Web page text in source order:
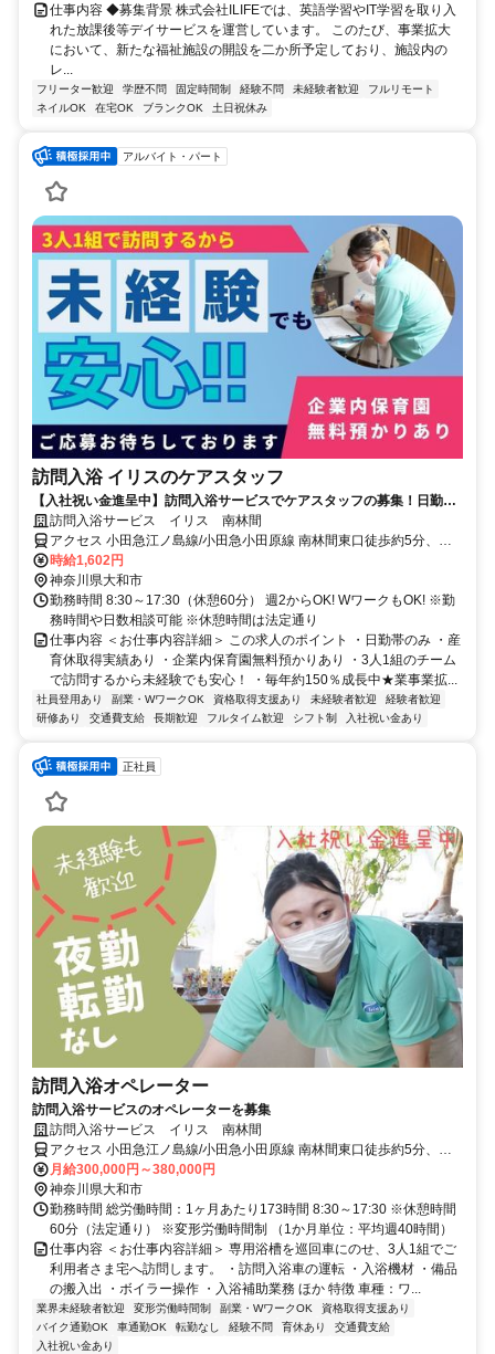
仕事内容 ◆募集背景 株式会社ILIFEでは、英語学習やIT学習を取り入
れた放課後等デイサービスを運営しています。 このたび、事業拡大
において、新たな福祉施設の開設を二か所予定しており、施設内の
レ...
フリーター歓迎 学歴不問 固定時間制 経験不問 未経験者歓迎
フルリモート
ネイルOK
在宅OK ブランクOK 土日祝休み
アルバイト・パート
訪問入浴 イリスのケアスタッフ
【入社祝い金進呈中】訪問入浴サービスでケアスタッフの募集！日勤帯
のみ・産育休取得実績あり◎
訪問入浴サービス イリス 南林間
アクセス 小田急江ノ島線/小田急小田原線 南林間東口徒歩約5分、小
田急江ノ島線/小田急小田原線 鶴間東口徒歩約13分、東急田園都市線
中央林間正面口徒歩約18分
時給1,602円
神奈川県大和市
勤務時間 8:30～17:30（休憩60分） 週2からOK! WワークもOK! ※勤
務時間や日数相談可能 ※休憩時間は法定通り
仕事内容 ＜お仕事内容詳細＞ この求人のポイント ・日勤帯のみ ・産
育休取得実績あり ・企業内保育園無料預かりあり ・3人1組のチーム
で訪問するから未経験でも安心！ ・毎年約150％成長中★業事業拡...
社員登用あり 副業・WワークOK 資格取得支援あり 未経験者歓迎
経験者歓迎
研修あり
交通費支給 長期歓迎 フルタイム歓迎 シフト制 入社祝い金あり
正社員
訪問入浴オペレーター
訪問入浴サービスのオペレーターを募集
訪問入浴サービス イリス 南林間
アクセス 小田急江ノ島線/小田急小田原線 南林間東口徒歩約5分、小
田急江ノ島線/小田急小田原線 鶴間東口徒歩約13分、東急田園都市線
中央林間正面口徒歩約18分
月給300,000円～380,000円
神奈川県大和市
勤務時間 総労働時間：1ヶ月あたり173時間 8:30～17:30 ※休憩時間
60分（法定通り） ※変形労働時間制 （1か月単位：平均週40時間）
仕事内容 ＜お仕事内容詳細＞ 専用浴槽を巡回車にのせ、3人1組でご
利用者さま宅へ訪問します。 ・訪問入浴車の運転 ・入浴機材 ・備品
の搬入出 ・ボイラー操作 ・入浴補助業務 ほか 特徴 車種：ワ...
業界未経験者歓迎 変形労働時間制 副業・WワークOK
資格取得支援あり
バイク通勤OK
車通勤OK 転勤なし 経験不問 育休あり
交通費支給
入社祝い金あり